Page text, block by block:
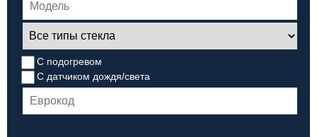
С подогревом
С датчиком дождя/света